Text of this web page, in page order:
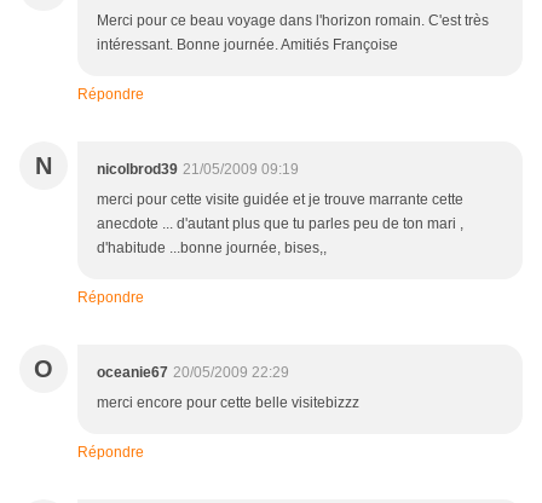
Merci pour ce beau voyage dans l'horizon romain. C'est très
intéressant. Bonne journée. Amitiés Françoise
Répondre
N nicolbrod39 21/05/2009 09:19
merci pour cette visite guidée et je trouve marrante cette
anecdote ... d'autant plus que tu parles peu de ton mari ,
d'habitude ...bonne journée, bises,,
Répondre
O oceanie67 20/05/2009 22:29
merci encore pour cette belle visitebizzz
Répondre